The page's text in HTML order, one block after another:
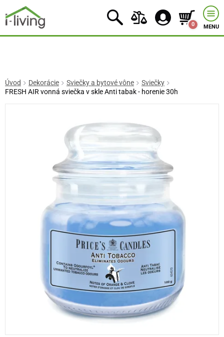
0 MENU
Úvod Dekorácie Sviečky a bytové vône
Sviečky
FRESH AIR vonná sviečka v skle Anti tabak - horenie 30h